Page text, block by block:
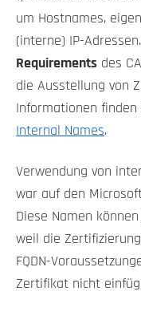
um Hostnames,
(interne) IP-
Requirements des
die Ausstellung von
Informationen finden
Internal Names.
Verwendung von
war auf den
Diese Namen
weil die
FQDN-
Zertifikat nicht